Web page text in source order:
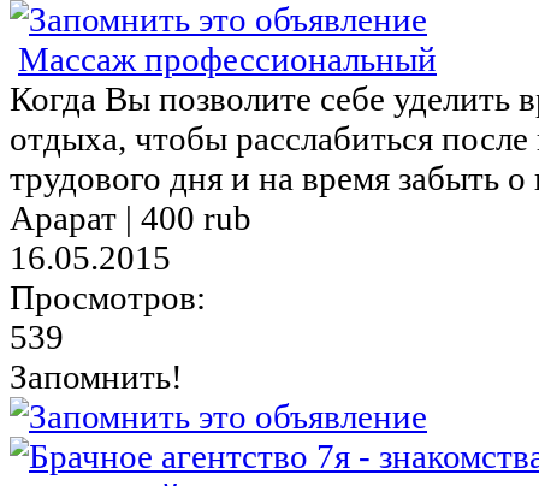
Массаж профессиональный
Когда Вы позволите себе уделить
отдыха, чтобы расслабиться
трудового дня и на время забыть о
Арарат | 400 rub
16.05.2015
Просмотров:
539
Запомнить!